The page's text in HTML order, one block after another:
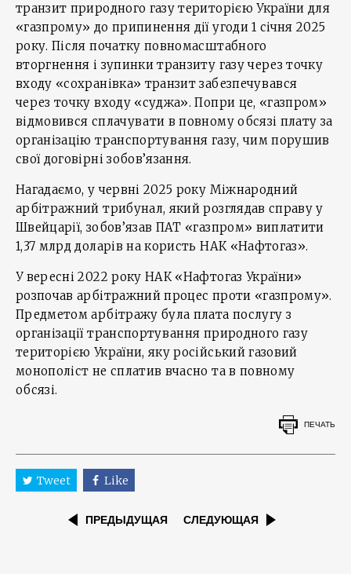
транзит природного газу територією України для
«газпрому» до припинення дії угоди 1 січня 2025
року. Після початку повномасштабного
вторгнення і зупинки транзиту газу через точку
входу «сохранівка» транзит забезпечувався
через точку входу «суджа». Попри це, «газпром»
відмовився сплачувати в повному обсязі плату за
організацію транспортування газу, чим порушив
свої договірні зобов’язання.
Нагадаємо, у червні 2025 року Міжнародний
арбітражний трибунал, який розглядав справу у
Швейцарії, зобов’язав ПАТ «газпром» виплатити
1,37 млрд доларів на користь НАК «Нафтогаз».
У вересні 2022 року НАК «Нафтогаз України»
розпочав арбітражний процес проти «газпрому».
Предметом арбітражу була плата послугу з
організації транспортування природного газу
територією України, яку російський газовий
монополіст не сплатив вчасно та в повному
обсязі.
ПЕЧАТЬ
Tweet Like
ПРЕДЫДУЩАЯ СЛЕДУЮЩАЯ